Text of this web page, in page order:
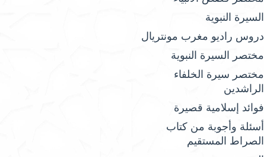
السيرة النبوية
دروس راديو مغرب مونتريال
مختصر السيرة النبوية
مختصر سيرة الخلفاء
الراشدين
فوائد إسلامية قصيرة
أسئلة وأجوبة من كتاب
الصراط المستقيم